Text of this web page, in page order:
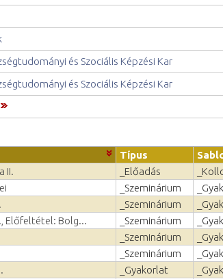
és Szociális Képzési Kar
és Szociális Képzési Kar
Típus
II. _Előadás
_Szeminárium
_Szeminárium
Előfeltétel: Bolg... _Szeminárium
_Szeminárium
_Szeminárium
_Gyakorlat